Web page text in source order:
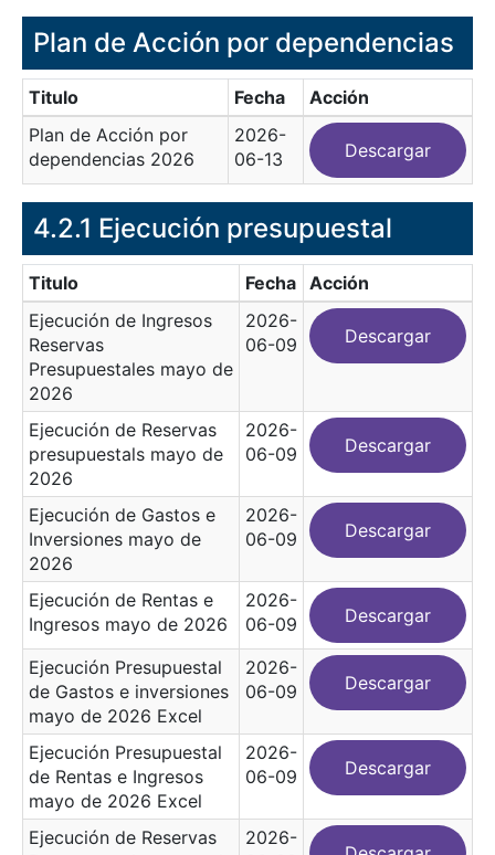
Plan de Acción por dependencias
Titulo Fecha
Acción
Plan de Acción por
dependencias 2026
2026-
06-13
Descargar
4.2.1 Ejecución presupuestal
Titulo Fecha Acción
Ejecución de Ingresos
Reservas
Presupuestales mayo de
2026
2026-
06-09
Descargar
Ejecución de Reservas
presupuestals mayo de
2026
2026-
06-09
Descargar
Ejecución de Gastos e
Inversiones mayo de
2026
2026-
06-09
Descargar
Ejecución de Rentas e
Ingresos mayo de 2026
2026-
06-09
Descargar
Ejecución Presupuestal
de Gastos e inversiones
mayo de 2026 Excel
2026-
06-09
Descargar
Ejecución Presupuestal
de Rentas e Ingresos
mayo de 2026 Excel
2026-
06-09
Descargar
Ejecución de Reservas
2026-